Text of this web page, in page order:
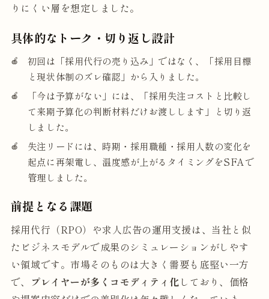
りにくい層を想定しました。
具体的なトーク・切り返し設計
初回は「採用代行の売り込み」ではなく、「採用目標
と現状体制のズレ確認」から入りました。
「今は予算がない」には、「採用失注コストと比較し
て来期予算化の判断材料だけお渡しします」と切り返
しました。
失注リードには、時期・採用職種・採用人数の変化を
起点に再架電し、温度感が上がるタイミングをSFAで
管理しました。
前提となる課題
採用代行（RPO）や求人広告の運用支援は、当社と似
たビジネスモデルで成果のシミュレーションがしやす
い領域です。市場そのものは大きく需要も底堅い一方
で、
プレイヤーが多くコモディティ化 しており、価格